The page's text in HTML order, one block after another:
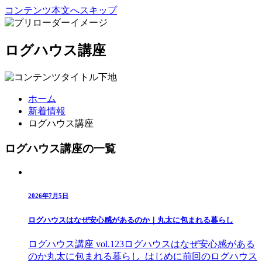
コンテンツ本文へスキップ
ログハウス講座
ホーム
新着情報
ログハウス講座
ログハウス講座の一覧
2026年7月5日
ログハウスはなぜ安心感があるのか｜丸太に包まれる暮らし
ログハウス講座 vol.123ログハウスはなぜ安心感がある
のか丸太に包まれる暮らし はじめに前回のログハウス